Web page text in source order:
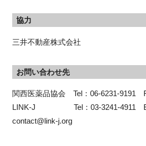
協力
三井不動産株式会社
お問い合わせ先
関西医薬品協会　Tel：06-6231-9191
LINK-J　　　　　Tel：03-3241-4911　
contact@link-j.org